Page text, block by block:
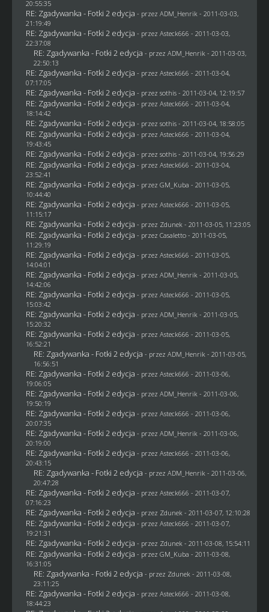
20:55:35
RE: Zgadywanka - Fotki 2 edycja - przez ADM_Henrik - 2011-03-03,
21:19:49
RE: Zgadywanka - Fotki 2 edycja - przez Asteck666 - 2011-03-03,
22:37:08
RE: Zgadywanka - Fotki 2 edycja - przez ADM_Henrik - 2011-03-03,
22:50:13
RE: Zgadywanka - Fotki 2 edycja - przez Asteck666 - 2011-03-04,
07:17:05
RE: Zgadywanka - Fotki 2 edycja - przez sothis- 2011-03-04, 12:19:57
RE: Zgadywanka - Fotki 2 edycja - przez Asteck666 - 2011-03-04,
18:14:42
RE: Zgadywanka - Fotki 2 edycja - przez sothis- 2011-03-04, 18:58:05
RE: Zgadywanka - Fotki 2 edycja - przez Asteck666 - 2011-03-04,
19:43:45
RE: Zgadywanka - Fotki 2 edycja - przez sothis- 2011-03-04, 19:56:29
RE: Zgadywanka - Fotki 2 edycja - przez Asteck666 - 2011-03-04,
23:52:41
RE: Zgadywanka - Fotki 2 edycja - przez GM_Kuba - 2011-03-05,
10:44:40
RE: Zgadywanka - Fotki 2 edycja - przez Asteck666 - 2011-03-05,
11:15:17
RE: Zgadywanka - Fotki 2 edycja - przez Zdunek - 2011-03-05, 11:23:05
RE: Zgadywanka - Fotki 2 edycja - przez Casaletto- 2011-03-05,
11:29:19
RE: Zgadywanka - Fotki 2 edycja - przez Asteck666 - 2011-03-05,
14:04:01
RE: Zgadywanka - Fotki 2 edycja - przez ADM_Henrik - 2011-03-05,
14:42:06
RE: Zgadywanka - Fotki 2 edycja - przez Asteck666 - 2011-03-05,
15:03:42
RE: Zgadywanka - Fotki 2 edycja - przez ADM_Henrik - 2011-03-05,
15:20:32
RE: Zgadywanka - Fotki 2 edycja - przez Asteck666 - 2011-03-05,
16:52:21
RE: Zgadywanka - Fotki 2 edycja - przez ADM_Henrik - 2011-03-05,
16:56:51
RE: Zgadywanka - Fotki 2 edycja - przez Asteck666 - 2011-03-06,
19:06:05
RE: Zgadywanka - Fotki 2 edycja - przez ADM_Henrik - 2011-03-06,
19:50:19
RE: Zgadywanka - Fotki 2 edycja - przez Asteck666 - 2011-03-06,
20:07:35
RE: Zgadywanka - Fotki 2 edycja - przez ADM_Henrik - 2011-03-06,
20:19:00
RE: Zgadywanka - Fotki 2 edycja - przez Asteck666 - 2011-03-06,
20:43:15
RE: Zgadywanka - Fotki 2 edycja - przez ADM_Henrik - 2011-03-06,
20:47:28
RE: Zgadywanka - Fotki 2 edycja - przez Asteck666 - 2011-03-07,
07:16:23
RE: Zgadywanka - Fotki 2 edycja - przez Zdunek - 2011-03-07, 12:10:28
RE: Zgadywanka - Fotki 2 edycja - przez Asteck666 - 2011-03-07,
19:21:31
RE: Zgadywanka - Fotki 2 edycja - przez Zdunek - 2011-03-08, 15:54:11
RE: Zgadywanka - Fotki 2 edycja - przez GM_Kuba - 2011-03-08,
16:31:05
RE: Zgadywanka - Fotki 2 edycja - przez Zdunek - 2011-03-08,
23:11:25
RE: Zgadywanka - Fotki 2 edycja - przez Asteck666 - 2011-03-08,
18:44:23